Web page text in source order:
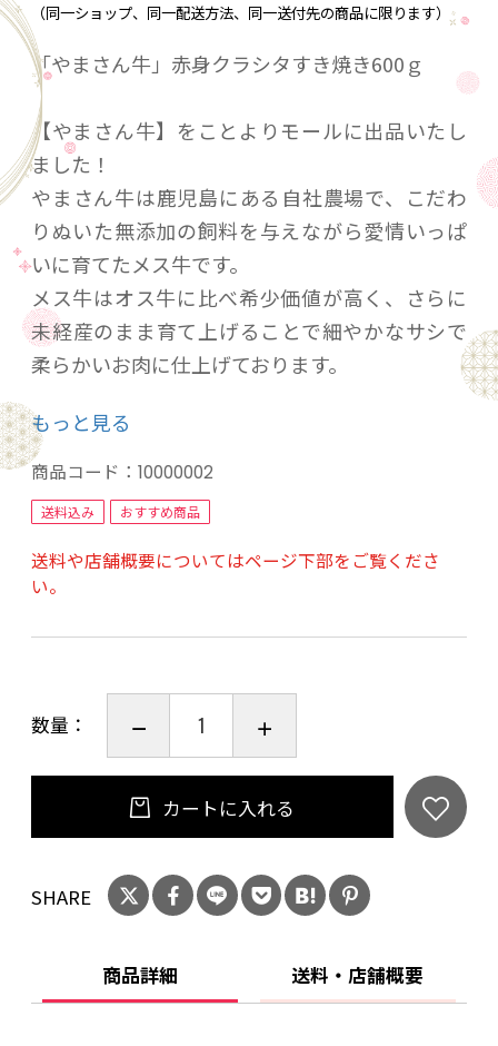
（同一ショップ、同一配送方法、同一送付先の商品に限ります）
「やまさん牛」赤身クラシタすき焼き600ｇ
【やまさん牛】をことよりモールに出品いたし
ました！
やまさん牛は鹿児島にある自社農場で、こだわ
りぬいた無添加の飼料を与えながら愛情いっぱ
いに育てたメス牛です。
メス牛はオス牛に比べ希少価値が高く、さらに
未経産のまま育て上げることで細やかなサシで
柔らかいお肉に仕上げております。
赤身が特徴的です。
大阪堺市で創業110年精肉店を営む”やまさん阪
本商店”の国産黒毛和牛やまさん牛の美味しさを
是非ご堪能下さい。
【賞味期限】出荷日より冷凍保存にて30日間と
【配送方法】ヤマト運輸の冷凍便にてお送りい
たします。
もっと見る
商品コード： 10000002
送料込み おすすめ商品
送料や店舗概要についてはページ下部をご覧くださ
い。
数量：
カートに入れる
SHARE
商品詳細 送料・店舗概要